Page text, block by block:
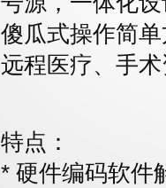
傻瓜式操作简
远程医疗、手
特点：
* 硬件编码软件